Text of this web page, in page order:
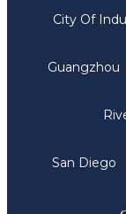
City Of
Guangzhou
San Diego